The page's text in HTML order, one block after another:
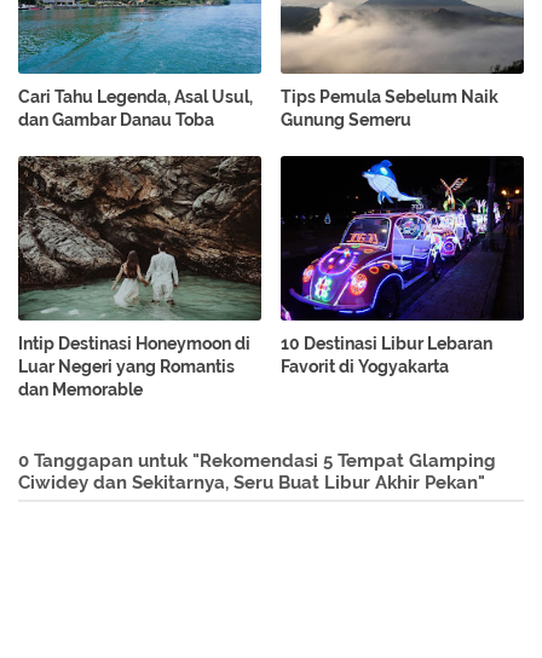
Cari Tahu Legenda, Asal Usul,
dan Gambar Danau Toba
Tips Pemula Sebelum Naik
Gunung Semeru
Intip Destinasi Honeymoon di
Luar Negeri yang Romantis
dan Memorable
10 Destinasi Libur Lebaran
Favorit di Yogyakarta
0 Tanggapan untuk "Rekomendasi 5 Tempat Glamping
Ciwidey dan Sekitarnya, Seru Buat Libur Akhir Pekan"